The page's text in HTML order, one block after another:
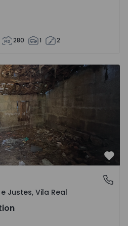
280 1 2
do Castelo e Justes -
Vila Real
Justes, Vila Real